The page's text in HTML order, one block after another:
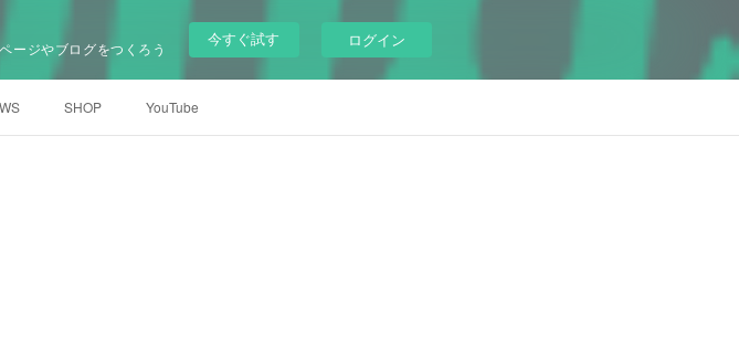
ージやブログをつくろう
今すぐ試す ログイン
SHOP YouTube